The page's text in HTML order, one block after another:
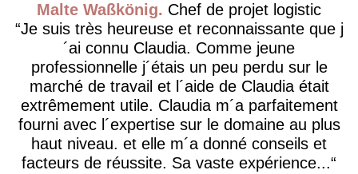
Malte Waßkönig
Chef de projet logistic
Je suis très heureuse et reconnaissante que j
´ai connu Claudia. Comme jeune
professionnelle j´étais un peu perdu sur le
marché de travail et l´aide de Claudia était
extrêmement utile. Claudia m´a parfaitement
fourni avec l´expertise sur le domaine au plus
haut niveau. et elle m´a donné conseils et
facteurs de réussite. Sa vaste expérience...